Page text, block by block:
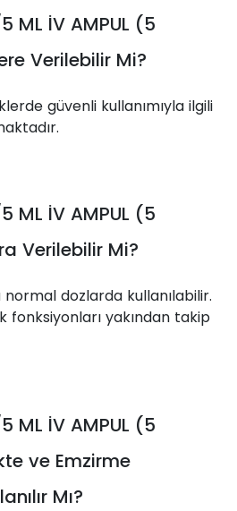
ML İV AMPUL (5
Verilebilir Mi?
güvenli kullanımıyla ilgili
ML İV AMPUL (5
Verilebilir Mi?
normal dozlarda kullanılabilir.
yakından takip
ML İV AMPUL (5
ve Emzirme
Mı?